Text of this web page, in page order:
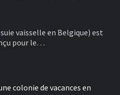
vaisselle en Belgique) est
pour le…
colonie de vacances en